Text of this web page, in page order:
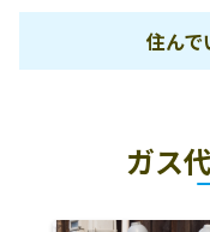
株式会社／志布住んで
ガス